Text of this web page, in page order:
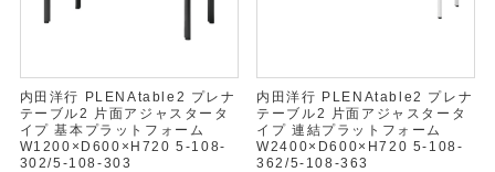
内田洋行 PLENAtable2 プレナ
テーブル2 片面アジャスタータ
イプ 基本プラットフォーム
W1200×D600×H720 5-108-
302/5-108-303
内田洋行 PLENAtable2 プレナ
テーブル2 片面アジャスタータ
イプ 連結プラットフォーム
W2400×D600×H720 5-108-
362/5-108-363